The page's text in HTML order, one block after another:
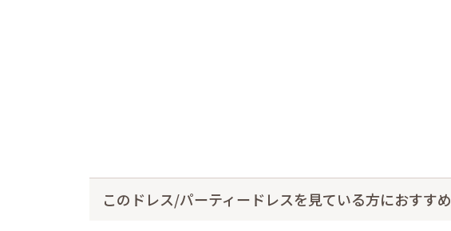
このドレス/パーティードレスを見ている方におすすめ